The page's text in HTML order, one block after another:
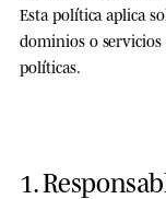
Esta política aplica
dominios o servicios
políticas.
1.